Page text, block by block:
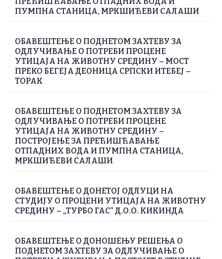
ПУМПНА СТАНИЦА, МРКШИЋЕВИ САЛАШИ
ОБАВЕШТЕЊЕ О ПОДНЕТОМ ЗАХТЕВУ ЗА
ОДЛУЧИВАЊЕ О ПОТРЕБИ ПРОЦЕНЕ
УТИЦАЈА НА ЖИВОТНУ СРЕДИНУ – МОСТ
ПРЕКО БЕГЕЈА ДЕОНИЦА СРПСКИ ИТЕБЕЈ –
ТОРАК
ОБАВЕШТЕЊЕ О ПОДНЕТОМ ЗАХТЕВУ ЗА
ОДЛУЧИВАЊЕ О ПОТРЕБИ ПРОЦЕНЕ
УТИЦАЈА НА ЖИВОТНУ СРЕДИНУ –
ПОСТРОЈЕЊЕ ЗА ПРЕЋИШЋАВАЊЕ
ОТПАДНИХ ВОДА И ПУМПНА СТАНИЦА,
МРКШИЋЕВИ САЛАШИ
ОБАВЕШТЕЊЕ О ДОНЕТОЈ ОДЛУЦИ НА
СТУДИЈУ О ПРОЦЕНИ УТИЦАЈА НА ЖИВОТНУ
СРЕДИНУ – „ТУРБО ГАС“ Д.О.О. КИКИНДА
ОБАВЕШТЕЊЕ О ДОНОШЕЊУ РЕШЕЊА О
ПОДНЕТОМ ЗАХТЕВУ ЗА ОДЛУЧИВАЊЕ О